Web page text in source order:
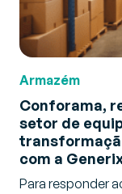
Armazém
Conforama,
setor de
com a
Para responder